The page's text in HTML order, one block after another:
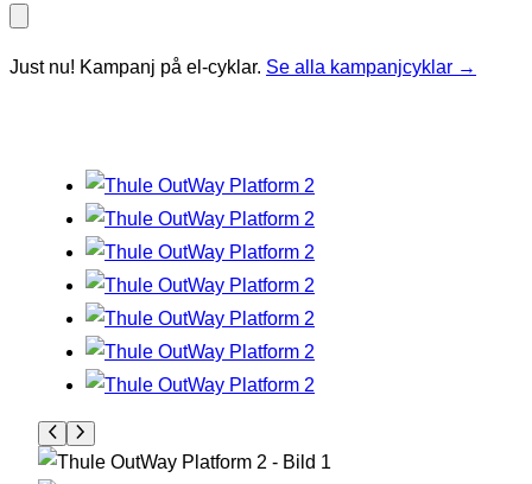
Just nu! Kampanj på el-cyklar. Se alla kampanjcyklar →